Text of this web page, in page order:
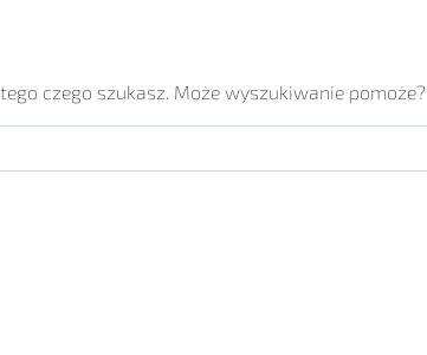
czego szukasz. Może wyszukiwanie pomoże?